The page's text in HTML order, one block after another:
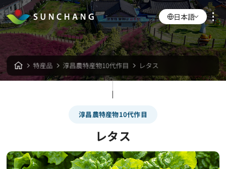
日本語
特産品 淳昌農特産物10代作目 レタス
淳昌農特産物10代作目
レタス